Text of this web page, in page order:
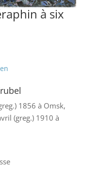
à six
1856 à Omsk,
(greg.) 1910 à